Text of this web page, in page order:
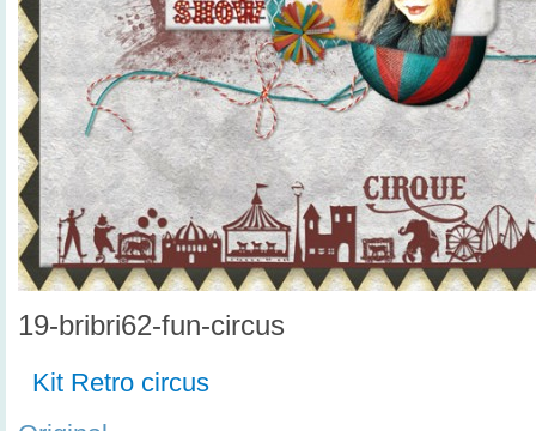
19-bribri62-fun-circus
Kit Retro circus